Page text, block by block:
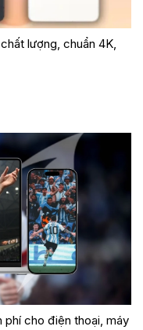
lượng, chuẩn 4K,
phí cho điện thoại, máy